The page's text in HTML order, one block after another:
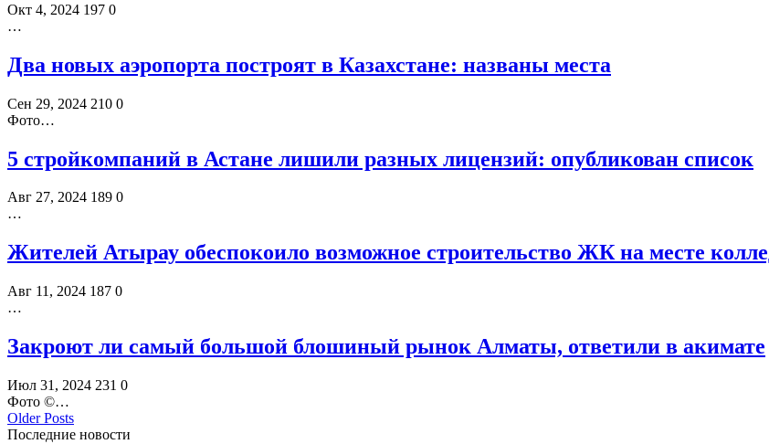
Окт 4, 2024 197 0
…
Два новых аэропорта построят в Казахстане: названы места
Сен 29, 2024 210 0
Фото…
5 стройкомпаний в Астане лишили разных лицензий: опубликован список
Авг 27, 2024 189 0
…
Жителей Атырау обеспокоило возможное строительство ЖК на месте
Авг 11, 2024 187 0
…
Закроют ли самый большой блошиный рынок Алматы, ответили в акимате
Июл 31, 2024 231 0
Фото ©️…
Older Posts
Последние новости